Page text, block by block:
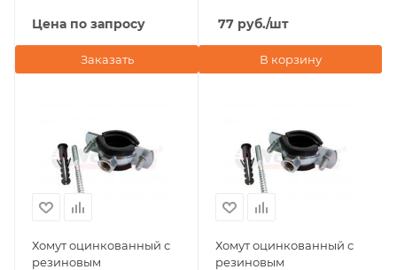
М8х80, дюбель)
Цена по запросу
Заказать
77 руб./шт
В корзину
Хомут оцинкованный с
резиновым
Хомут оцинкованный с
резиновым